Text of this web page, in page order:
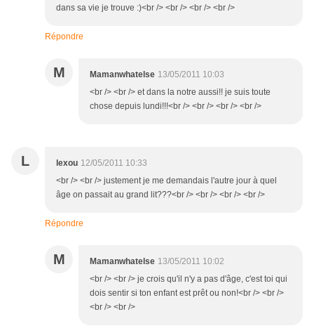
dans sa vie je trouve :)<br /> <br /> <br /> <br />
Répondre
M Mamanwhatelse 13/05/2011 10:03
<br /> <br /> et dans la notre aussi!! je suis toute
chose depuis lundi!!!<br /> <br /> <br /> <br />
L lexou 12/05/2011 10:33
<br /> <br /> justement je me demandais l'autre jour à quel
âge on passait au grand lit???<br /> <br /> <br /> <br />
Répondre
M Mamanwhatelse 13/05/2011 10:02
<br /> <br /> je crois qu'il n'y a pas d'âge, c'est toi qui
dois sentir si ton enfant est prêt ou non!<br /> <br />
<br /> <br />